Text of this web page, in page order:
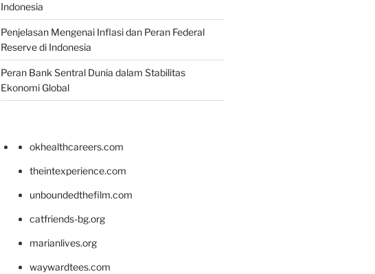
Indonesia
Penjelasan Mengenai Inflasi dan Peran Federal
Reserve di Indonesia
Peran Bank Sentral Dunia dalam Stabilitas
Ekonomi Global
okhealthcareers.com
theintexperience.com
unboundedthefilm.com
catfriends-bg.org
marianlives.org
waywardtees.com